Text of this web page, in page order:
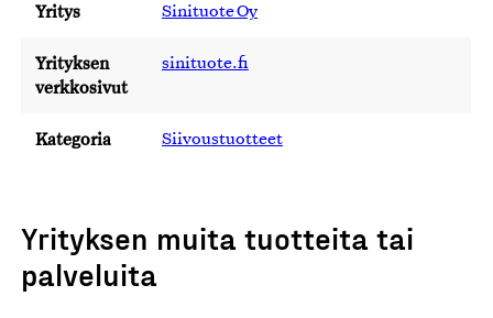
Yritys Sinituote Oy
Yrityksen
verkkosivut
sinituote.fi
Kategoria Siivoustuotteet
Yrityksen muita tuotteita tai
palveluita